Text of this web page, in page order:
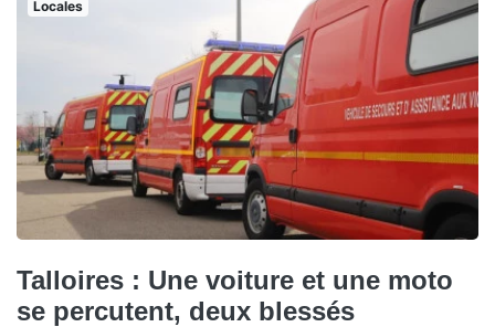
Locales
Talloires : Une voiture et une moto
se percutent, deux blessés